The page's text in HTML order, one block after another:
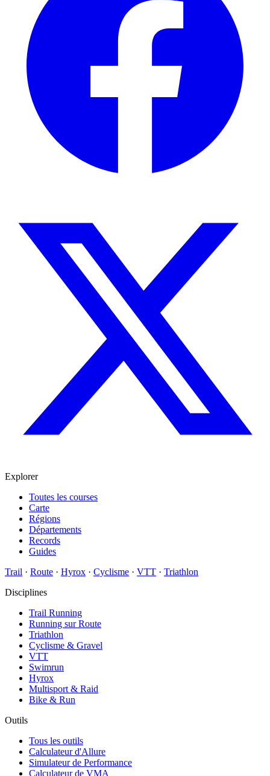
Explorer
Toutes les courses
Carte
Régions
Départements
Records
Guides
Trail · Route · Hyrox · Cyclisme · VTT · Triathlon
Disciplines
Trail Running
Running sur Route
Triathlon
Cyclisme & Gravel
VTT
Swimrun
Hyrox
Multisport & Raid
Bike & Run
Outils
Tous les outils
Calculateur d'Allure
Simulateur de Performance
Calculateur de VMA